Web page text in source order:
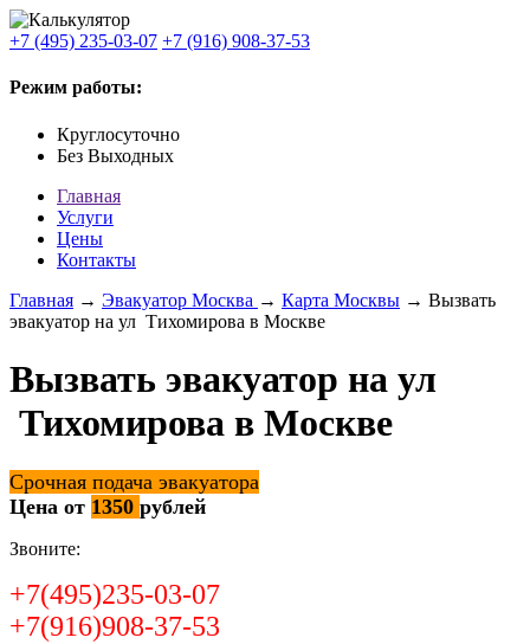
+7 (495) 235-03-07 +7 (916) 908-37-53
Режим работы:
Круглосуточно
Без Выходных
Главная
Услуги
Цены
Контакты
Главная → Эвакуатор Москва → Карта Москвы → Вызвать
эвакуатор на ул Тихомирова в Москве
Вызвать эвакуатор на ул
Тихомирова в Москве
Срочная подача эвакуатора
Цена от 1350 рублей
Звоните:
+7(495)235-03-07
+7(916)908-37-53